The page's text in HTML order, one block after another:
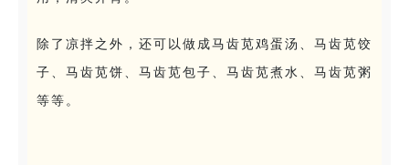
除了凉拌之外，还可以做成马齿苋鸡蛋汤、马齿苋饺
子、马齿苋饼、马齿苋包子、 马齿苋煮水、马齿苋粥
等等。